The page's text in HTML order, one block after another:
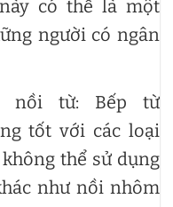
có thể là một
người có ngân
nồi từ: Bếp từ
tốt với các loại
thể sử dụng
như nồi nhôm